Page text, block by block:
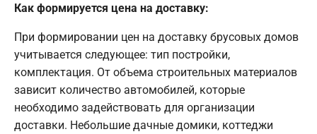
Как формируется цена на доставку:
При формировании цен на доставку брусовых домов
учитывается следующее: тип постройки,
комплектация. От объема строительных материалов
зависит количество автомобилей, которые
необходимо задействовать для организации
доставки. Небольшие дачные домики, коттеджи